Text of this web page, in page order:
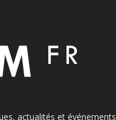
actualités et événements